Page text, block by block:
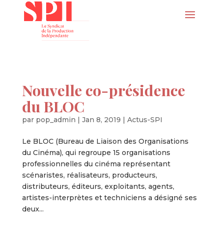
Nouvelle co-présidence
du BLOC
par pop_admin | Jan 8, 2019 | Actus-SPI
Le BLOC (Bureau de Liaison des Organisations
du Cinéma), qui regroupe 15 organisations
professionnelles du cinéma représentant
scénaristes, réalisateurs, producteurs,
distributeurs, éditeurs, exploitants, agents,
artistes-interprètes et techniciens a désigné ses
deux...